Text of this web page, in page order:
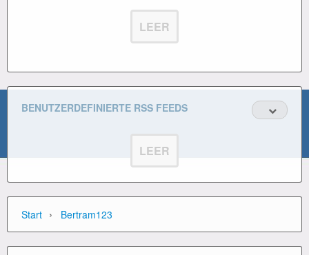
LEER
BENUTZERDEFINIERTE RSS FEEDS
LEER
Start › Bertram123